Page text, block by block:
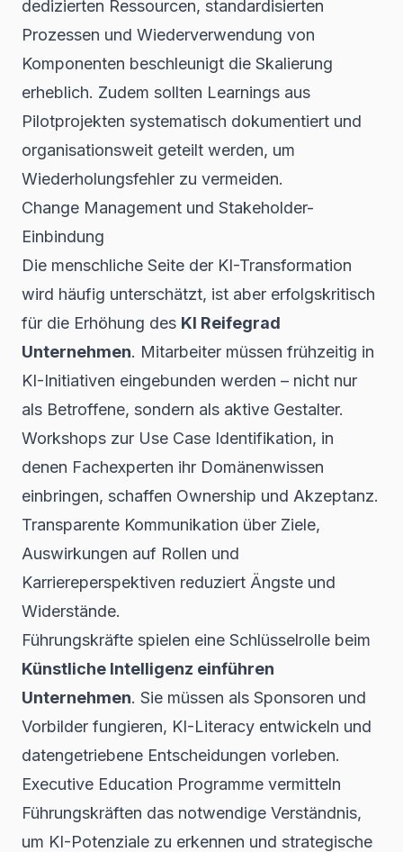
dedizierten Ressourcen, standardisierten
Prozessen und Wiederverwendung von
Komponenten beschleunigt die Skalierung
erheblich. Zudem sollten Learnings aus
Pilotprojekten systematisch dokumentiert und
organisationsweit geteilt werden, um
Wiederholungsfehler zu vermeiden.
Change Management und Stakeholder-
Einbindung
Die menschliche Seite der KI-Transformation
wird häufig unterschätzt, ist aber erfolgskritisch
für die Erhöhung des KI Reifegrad
Unternehmen. Mitarbeiter müssen frühzeitig in
KI-Initiativen eingebunden werden – nicht nur
als Betroffene, sondern als aktive Gestalter.
Workshops zur Use Case Identifikation, in
denen Fachexperten ihr Domänenwissen
einbringen, schaffen Ownership und Akzeptanz.
Transparente Kommunikation über Ziele,
Auswirkungen auf Rollen und
Karriereperspektiven reduziert Ängste und
Widerstände.
Führungskräfte spielen eine Schlüsselrolle beim
Künstliche Intelligenz einführen
Unternehmen. Sie müssen als Sponsoren und
Vorbilder fungieren, KI-Literacy entwickeln und
datengetriebene Entscheidungen vorleben.
Executive Education Programme vermitteln
Führungskräften das notwendige Verständnis,
um KI-Potenziale zu erkennen und strategische